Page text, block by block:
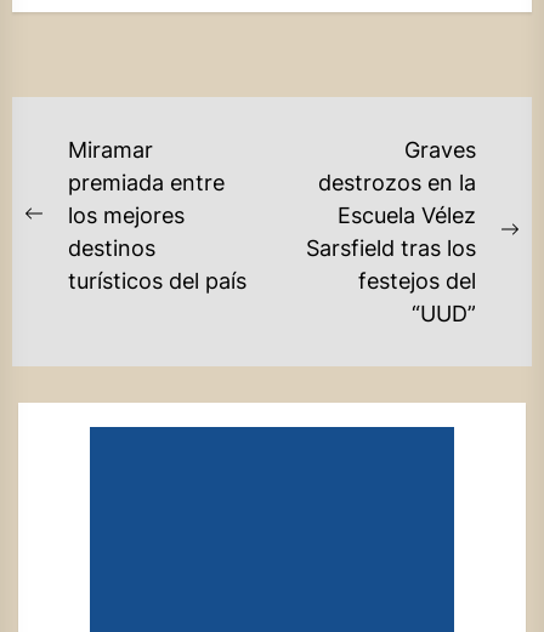
NAVEGACIÓN
ENTRADAS
Previous
post:
Miramar
premiada entre
los mejores
destinos
turísticos del país
Graves
destrozos en la
Escuela Vélez
Sarsfield tras los
festejos del
“UUD”